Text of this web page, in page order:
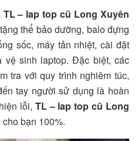
TL – lap top cũ Long Xuyên
thể bảo dưỡng, balo đựng
sốc, máy tản nhiệt, cài đặt
vệ sinh laptop. Đặc biệt, các
tra với quy trình nghiêm túc,
tay người sử dụng là hoàn
lỗi, TL – lap top cũ Long
bạn 100%.